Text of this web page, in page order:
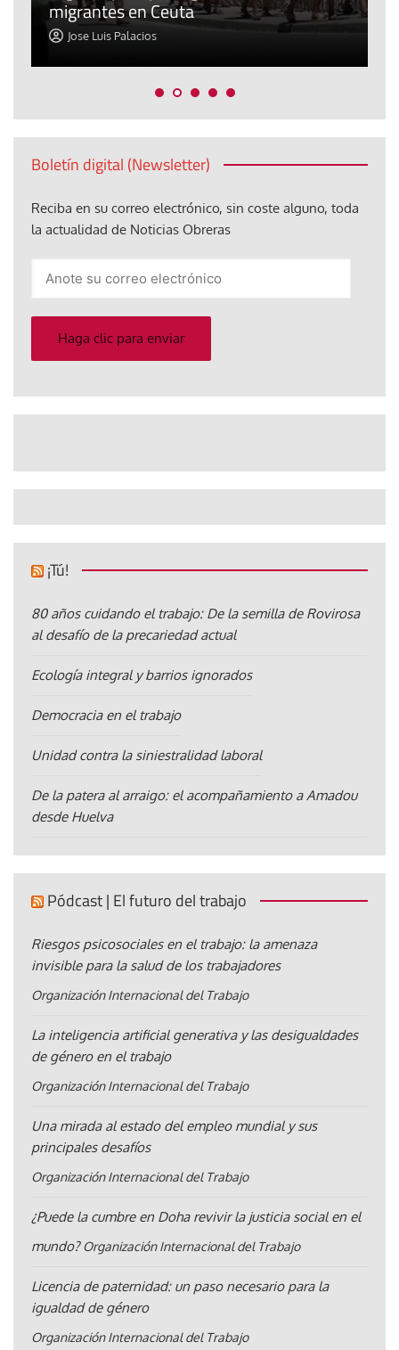
migrantes en Ceuta
Jose Luis Palacios
Boletín digital (Newsletter)
Reciba en su correo electrónico, sin coste alguno, toda
la actualidad de Noticias Obreras
electrónico
Haga clic para enviar
¡Tú!
80 años cuidando el trabajo: De la semilla de Rovirosa
al desafío de la precariedad actual
Ecología integral y barrios ignorados
Democracia en el trabajo
Unidad contra la siniestralidad laboral
De la patera al arraigo: el acompañamiento a Amadou
desde Huelva
Pódcast | El futuro del trabajo
Riesgos psicosociales en el trabajo: la amenaza
invisible para la salud de los trabajadores
Organización Internacional del Trabajo
La inteligencia artificial generativa y las desigualdades
de género en el trabajo
Organización Internacional del Trabajo
Una mirada al estado del empleo mundial y sus
principales desafíos
Organización Internacional del Trabajo
¿Puede la cumbre en Doha revivir la justicia social en el
mundo? Organización Internacional del Trabajo
Licencia de paternidad: un paso necesario para la
igualdad de género
Organización Internacional del Trabajo